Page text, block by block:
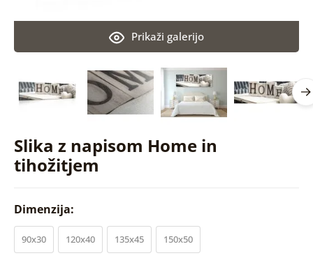
Slika z napisom Home in
tihožitjem
Prikaži galerijo
Dimenzija:
90x30 120x40 135x45 150x50